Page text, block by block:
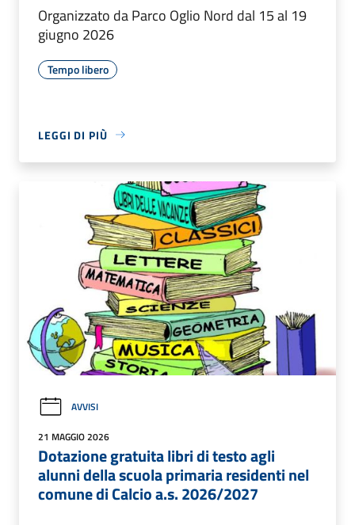
Organizzato da Parco Oglio Nord dal 15 al 19
giugno 2026
Tempo libero
LEGGI DI PIÙ
AVVISI
21 MAGGIO 2026
Dotazione gratuita libri di testo agli
alunni della scuola primaria residenti nel
comune di Calcio a.s. 2026/2027